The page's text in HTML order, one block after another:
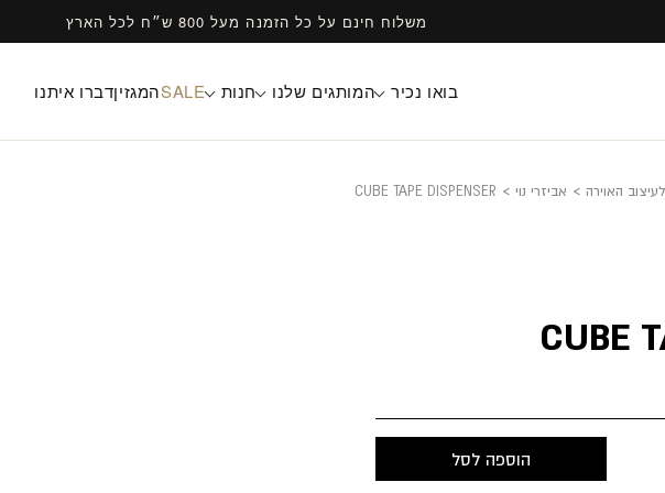
משלוח חינם על כל הזמנה מעל 800 ש״ח לכל הארץ
בואו נכיר המותגים שלנו חנות SALEהמגזיןדברו איתנו
> אביזרי נוי >
CUBE TAPE DISPENSER
CUBE
הוספה לסל